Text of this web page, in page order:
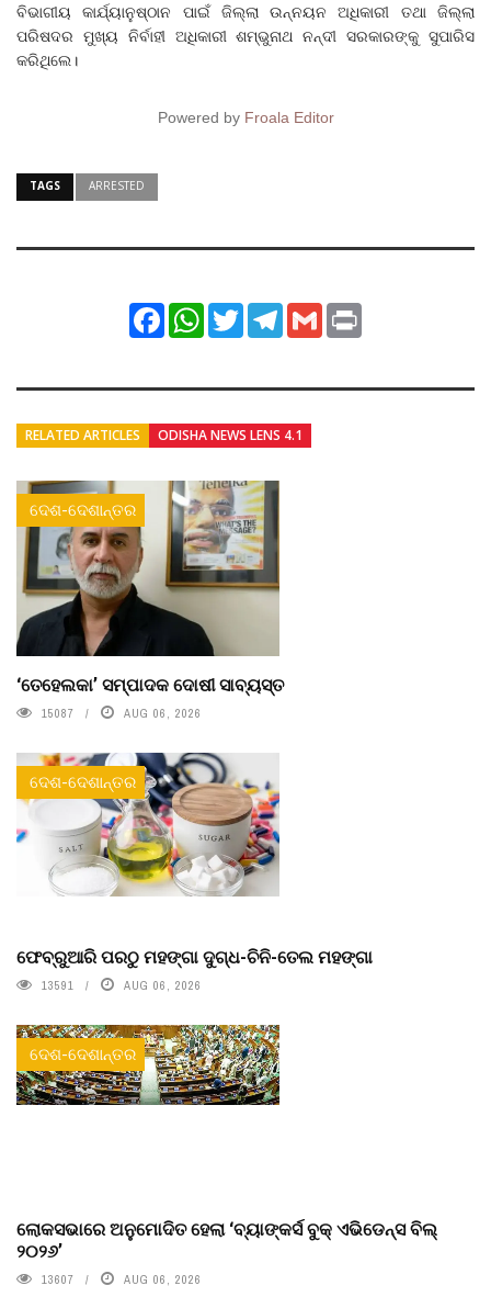
ବିଭାଗୀୟ କାର୍ଯ୍ୟାନୁଷ୍ଠାନ ପାଇଁ ଜିଲ୍ଲା ଉନ୍ନୟନ ଅଧିକାରୀ ତଥା ଜିଲ୍ଲା
ପରିଷଦର ମୁଖ୍ୟ ନିର୍ବାହୀ ଅଧିକାରୀ ଶମ୍ଭୁନାଥ ନନ୍ଦୀ ସରକାରଙ୍କୁ ସୁପାରିସ
କରିଥିଲେ।
Powered by Froala Editor
TAGS ARRESTED
FacebookWhatsApp
TwitterTelegram
Gmail
RELATED ARTICLES ODISHA NEWS LENS 4.1
ଦେଶ-ଦେଶାନ୍ତର
‘ତେହେଲକା’ ସମ୍ପାଦକ ଦୋଷୀ ସାବ୍ୟସ୍ତ
15087 AUG 06, 2026
ଦେଶ-ଦେଶାନ୍ତର
ଫେବ୍ରୁଆରି ପରଠୁ ମହଙ୍ଗା ଦୁଗ୍ଧ-ଚିନି-ତେଲ ମହଙ୍ଗା
13591 AUG 06, 2026
ଦେଶ-ଦେଶାନ୍ତର
ଲୋକସଭାରେ ଅନୁମୋଦିତ ହେଲା ‘ବ୍ୟାଙ୍କର୍ସ ବୁକ୍ ଏଭିଡେନ୍ସ ବିଲ୍
୨୦୨୬’
13607 AUG 06, 2026